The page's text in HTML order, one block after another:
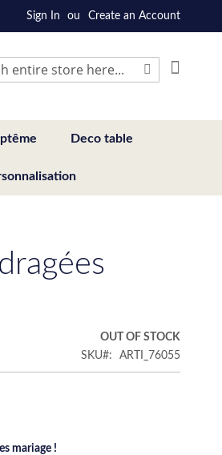
Sign In Create an Account
Deco table
OUT OF STOCK
SKU
ARTI_76055
mariage !